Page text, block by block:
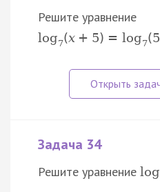
Решите уравнение
log7(x + 5) = log7(5
Задача 34
Решите уравнение log